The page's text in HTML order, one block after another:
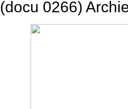
(docu 0266)